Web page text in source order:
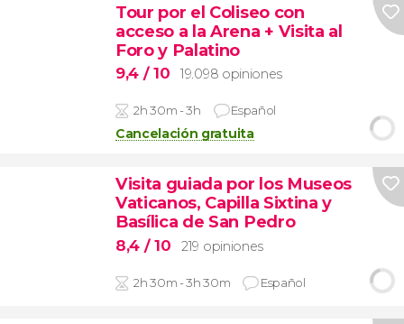
Tour por el Coliseo con
acceso a la Arena + Visita al
Foro y Palatino
9,4 / 10 19.098 opiniones
2h 30m - 3h Español
Cancelación gratuita
Visita guiada por los Museos
Vaticanos, Capilla Sixtina y
Basílica de San Pedro
8,4 / 10 219 opiniones
2h 30m - 3h 30m Español